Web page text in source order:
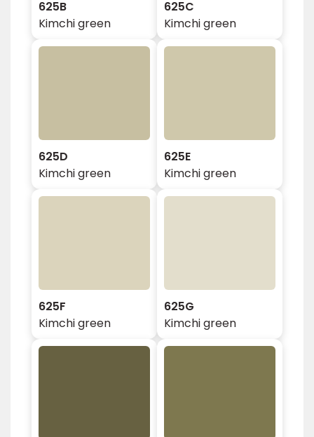
625B
Kimchi green
625C
Kimchi green
625D
Kimchi green
625E
Kimchi green
625F
Kimchi green
625G
Kimchi green